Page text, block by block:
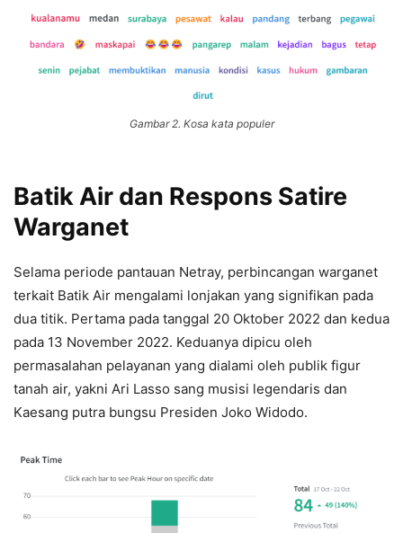
Gambar 2. Kosa kata populer
Batik Air dan Respons Satire
Warganet
Selama periode pantauan Netray, perbincangan warganet
terkait Batik Air mengalami lonjakan yang signifikan pada
dua titik. Pertama pada tanggal 20 Oktober 2022 dan kedua
pada 13 November 2022. Keduanya dipicu oleh
permasalahan pelayanan yang dialami oleh publik figur
tanah air, yakni Ari Lasso sang musisi legendaris dan
Kaesang putra bungsu Presiden Joko Widodo.